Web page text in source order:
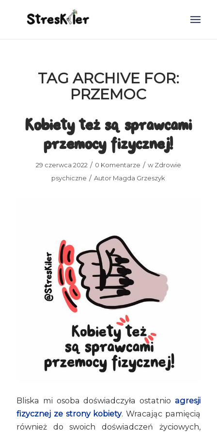
TAG ARCHIVE FOR:
PRZEMOC
Kobiety też są sprawcami
przemocy fizycznej!
29 czerwca 2022 / 0 Komentarze / wZdrowie
psychiczne / Autor Magda Grzeszyk
Bliska mi osoba doświadczyła ostatnioagresji
fizycznej ze strony kobiety. Wracając pamięcią
również do swoich doświadczeń życiowych,